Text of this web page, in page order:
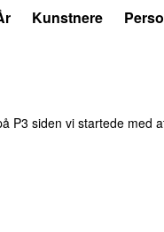
Kunstnere
P3 siden vi startede med